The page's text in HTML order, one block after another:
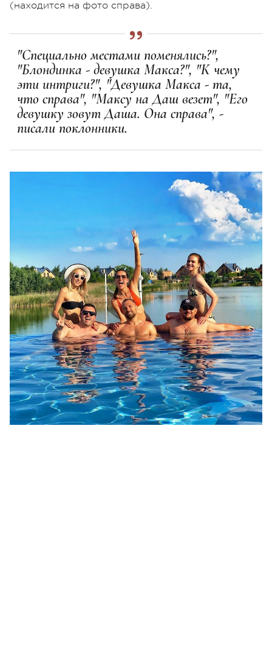
(находится на фото справа).
"Специально местами поменялись?",
"Блондинка - девушка Макса?", "К чему
эти интриги?", "Девушка Макса - та,
что справа", "Максу на Даш везет", "Его
девушку зовут Даша. Она справа", -
писали поклонники.